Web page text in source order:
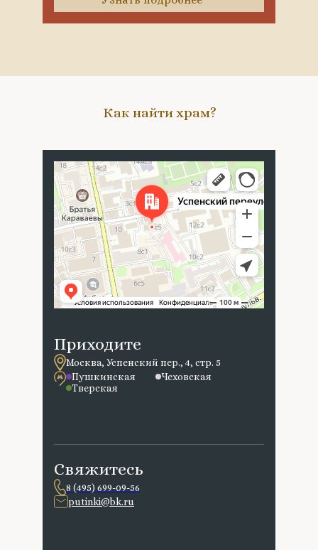
Свяжитесь
8 (495) 699-09-56
putinki@bk.ru
Приходите
Москва, Успенский пер., 4, стр. 5
Пушкинская
Чеховская
Тверская
Как найти храм?
Москва
Успенский переулок, 4с5 — Яндекс Карты